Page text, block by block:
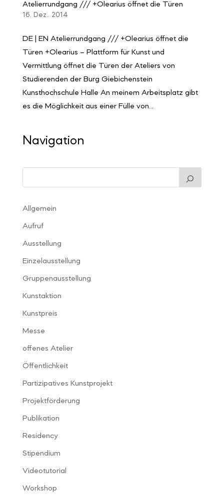
Atelierrundgang /// +Olearius öffnet die Türen
16. Dez.. 2014
DE | EN Atelierrundgang /// +Olearius öffnet die
Türen +Olearius – Plattform für Kunst und
Vermittlung öffnet die Türen der Ateliers von
Studierenden der Burg Giebichenstein
Kunsthochschule Halle An meinem Arbeitsplatz gibt
es die Möglichkeit aus einer Fülle von...
Navigation
Allgemein
Aufruf
Ausstellung
Einzelausstellung
Gruppenausstellung
Kunstaktion
Kunstpreis
Messe
offenes Atelier
Öffentlichkeit
Partizipatives Kunstprojekt
Projektförderung
Publikation
Residency
Stipendium
Videotutorial
Workshop